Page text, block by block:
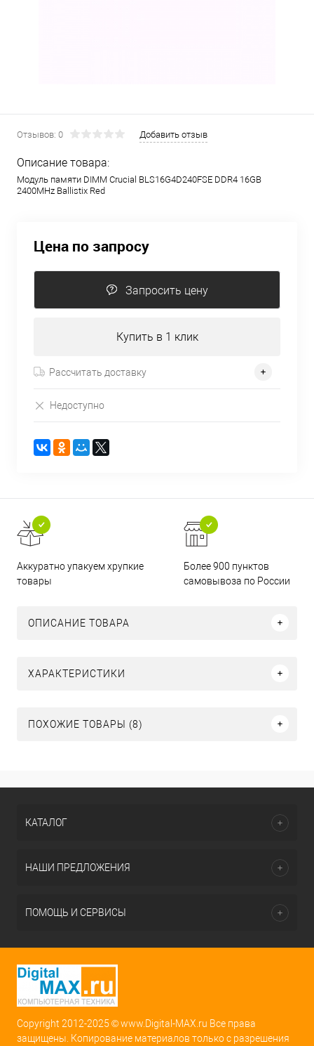
Отзывов: 0 Добавить отзыв
Описание товара:
Модуль памяти DIMM Crucial BLS16G4D240FSE DDR4 16GB
2400MHz Ballistix Red
Цена по запросу
Запросить цену
Купить в 1 клик
Рассчитать доставку
Недоступно
Аккуратно упакуем хрупкие
товары
Более 900 пунктов
самовывоза по России
ОПИСАНИЕ ТОВАРА
ХАРАКТЕРИСТИКИ
ПОХОЖИЕ ТОВАРЫ (8)
КАТАЛОГ
НАШИ ПРЕДЛОЖЕНИЯ
ПОМОЩЬ И СЕРВИСЫ
Copyright 2012-2025 © www.Digital-MAX.ru Все права
защищены. Копирование материалов только с разрешения